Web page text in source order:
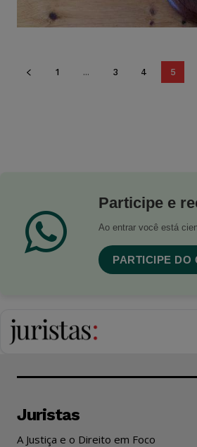
1 ... 3 4 5
Participe e
Ao entrar você está
PARTICIPE DO
Juristas
A Justiça e o Direito em Foco